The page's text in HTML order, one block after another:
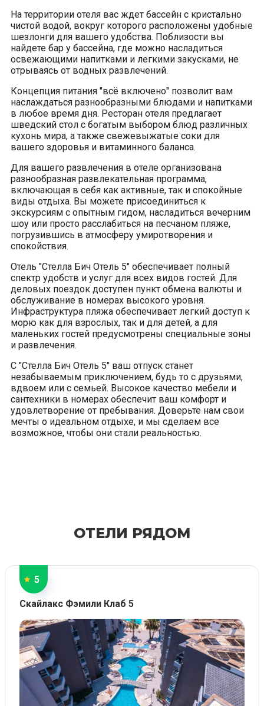
На территории отеля вас ждет бассейн с кристально
чистой водой, вокруг которого расположены удобные
шезлонги для вашего удобства. Поблизости вы
найдете бар у бассейна, где можно насладиться
освежающими напитками и легкими закусками, не
отрываясь от водных развлечений.
Концепция питания "всё включено" позволит вам
наслаждаться разнообразными блюдами и напитками
в любое время дня. Ресторан отеля предлагает
шведский стол с богатым выбором блюд различных
кухонь мира, а также свежевыжатые соки для
вашего здоровья и витаминного баланса.
Для вашего развлечения в отеле организована
разнообразная развлекательная программа,
включающая в себя как активные, так и спокойные
виды отдыха. Вы можете присоединиться к
экскурсиям с опытным гидом, насладиться вечерним
шоу или просто расслабиться на песчаном пляже,
погрузившись в атмосферу умиротворения и
спокойствия.
Отель "Стелла Бич Отель 5" обеспечивает полный
спектр удобств и услуг для всех видов гостей. Для
деловых поездок доступен пункт обмена валюты и
обслуживание в номерах высокого уровня.
Инфраструктура пляжа обеспечивает легкий доступ к
морю как для взрослых, так и для детей, а для
маленьких гостей предусмотрены специальные зоны
и развлечения.
С "Стелла Бич Отель 5" ваш отпуск станет
незабываемым приключением, будь то с друзьями,
вдвоем или с семьей. Высокое качество мебели и
сантехники в номерах обеспечит ваш комфорт и
удовлетворение от пребывания. Доверьте нам свои
мечты о идеальном отдыхе, и мы сделаем все
возможное, чтобы они стали реальностью.
ОТЕЛИ РЯДОМ
5
Скайлакс Фэмили Клаб 5